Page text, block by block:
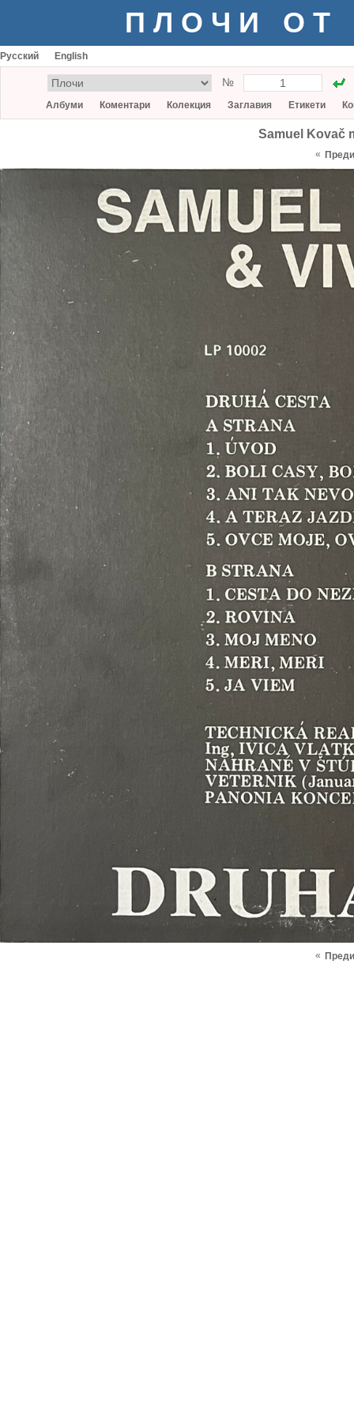
ПЛОЧИ ОТ
Русский English
№
Албуми Коментари Колекция Заглавия Етикети
Samuel Kovač
«
«